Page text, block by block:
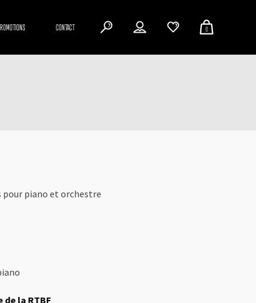
CONTACT 0
piano et orchestre
la RTBF